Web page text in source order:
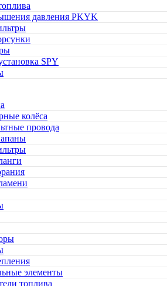
давления PKYK
SPY
колёса
провода
элементы
топлива